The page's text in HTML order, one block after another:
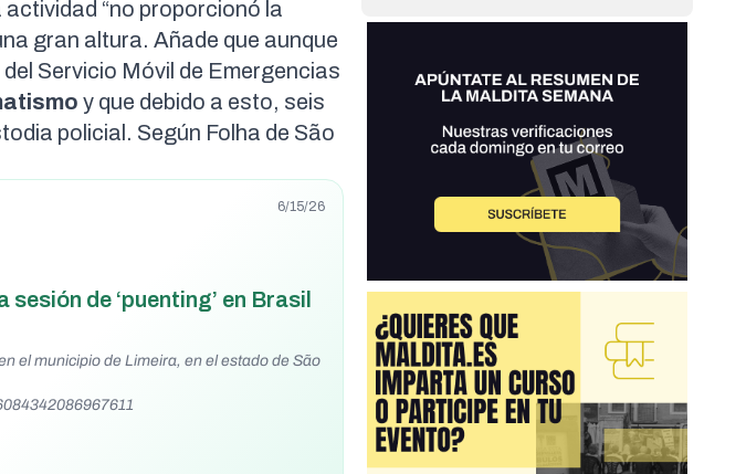
“no proporcionó la
gran altura. Añade que aunque
Servicio Móvil de Emergencias
y que debido a esto, seis
policial. Según Folha de São
6/15/26
de ‘puenting’ en Brasil
el municipio de Limeira, en el estado de São